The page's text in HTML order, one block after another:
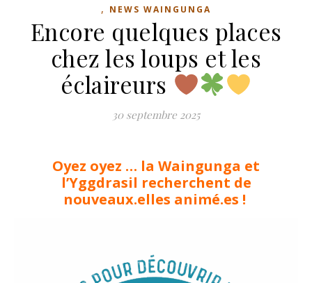
, NEWS WAINGUNGA
Encore quelques places
chez les loups et les
éclaireurs
30 septembre 2025
Oyez oyez … la Waingunga et
l’Yggdrasil recherchent de
nouveaux.elles animé.es !